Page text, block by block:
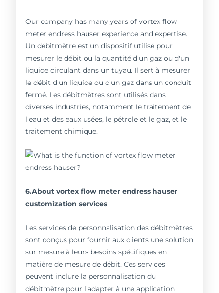
Our company has many years of vortex flow
meter endress hauser experience and expertise.
Un débitmètre est un dispositif utilisé pour
mesurer le débit ou la quantité d'un gaz ou d'un
liquide circulant dans un tuyau. Il sert à mesurer
le débit d'un liquide ou d'un gaz dans un conduit
fermé. Les débitmètres sont utilisés dans
diverses industries, notamment le traitement de
l'eau et des eaux usées, le pétrole et le gaz, et le
traitement chimique.
6.About vortex flow meter endress hauser
customization services
Les services de personnalisation des débitmètres
sont conçus pour fournir aux clients une solution
sur mesure à leurs besoins spécifiques en
matière de mesure de débit. Ces services
peuvent inclure la personnalisation du
débitmètre pour l'adapter à une application